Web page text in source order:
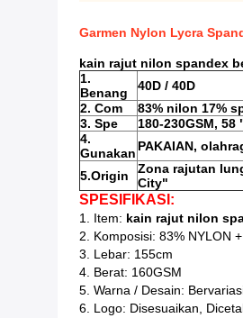
Garmen Nylon Lycra
kain rajut nilon spandex
1.
Benang
40D / 40D
2. Com
83% nilon 17%
3. Spe
180-230GSM, 58
4.
Gunakan PAKAIAN,
5.Origin
Zona rajutan
City"
SPESIFIKASI:
1. Item: kain rajut nilon
2. Komposisi: 83% NYLON
3. Lebar: 155cm
4. Berat: 160GSM
5. Warna / Desain:
6. Logo: Disesuaikan,